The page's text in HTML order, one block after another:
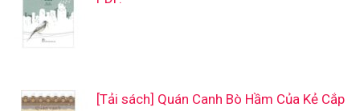
[Tải sách] Quán Canh Bò Hầm Của Kẻ Cắp